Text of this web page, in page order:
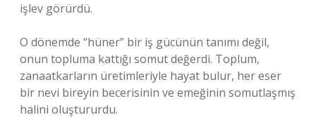
işlev görürdü.
O dönemde “hüner” bir iş gücünün tanımı değil,
onun topluma kattığı somut değerdi. Toplum,
zanaatkarların üretimleriyle hayat bulur, her eser
bir nevi bireyin becerisinin ve emeğinin somutlaşmış
halini oluştururdu.